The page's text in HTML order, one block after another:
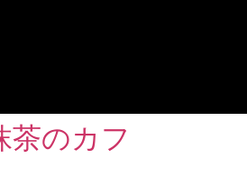
のカフ